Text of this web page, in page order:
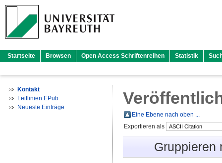
Startseite Browsen Open Access Schriftenreihen Statistik
Kontakt
Leitlinien EPub
Neueste Einträge
Eine Ebene nach oben ...
Exportieren als